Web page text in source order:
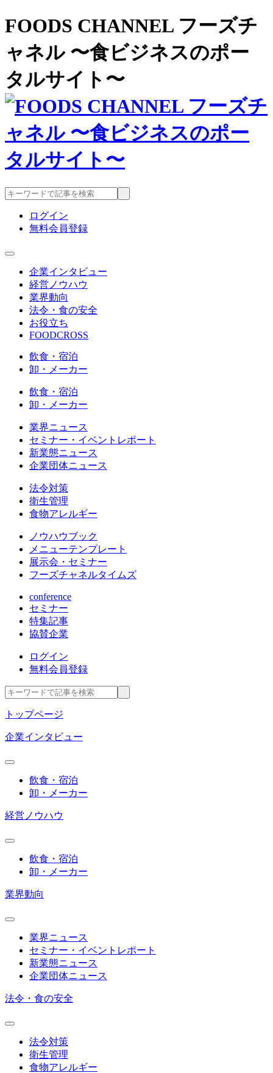
FOODS CHANNEL フーズチ
ャネル 〜食ビジネスのポー
タルサイト〜
ログイン
無料会員登録
企業インタビュー
経営ノウハウ
業界動向
法令・食の安全
お役立ち
FOODCROSS
飲食・宿泊
卸・メーカー
飲食・宿泊
卸・メーカー
業界ニュース
セミナー・イベントレポート
新業態ニュース
企業団体ニュース
法令対策
衛生管理
食物アレルギー
ノウハウブック
メニューテンプレート
展示会・セミナー
フーズチャネルタイムズ
conference
セミナー
特集記事
協賛企業
ログイン
無料会員登録
トップページ
企業インタビュー
飲食・宿泊
卸・メーカー
経営ノウハウ
飲食・宿泊
卸・メーカー
業界動向
業界ニュース
セミナー・イベントレポート
新業態ニュース
企業団体ニュース
法令・食の安全
法令対策
衛生管理
食物アレルギー